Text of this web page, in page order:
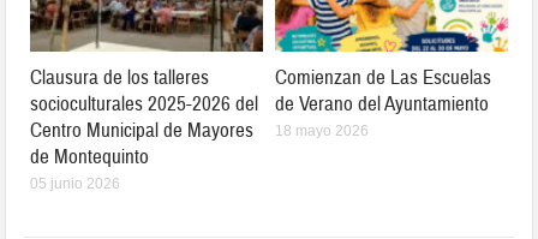
Clausura de los talleres
socioculturales 2025-2026 del
Centro Municipal de Mayores
de Montequinto
05 junio 2026
Comienzan de Las Escuelas
de Verano del Ayuntamiento
18 mayo 2026